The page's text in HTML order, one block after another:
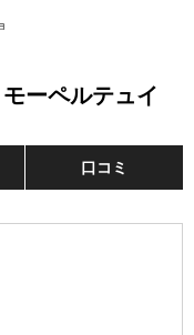
ーペルテュイ
口コミ